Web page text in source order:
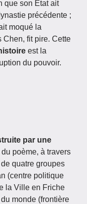
que son État ait
précédente ;
moqué la
Chen, fit pire. Cette
est la
du pouvoir.
par une
poème, à travers
quatre groupes
(centre politique
la Ville en Friche
monde (frontière